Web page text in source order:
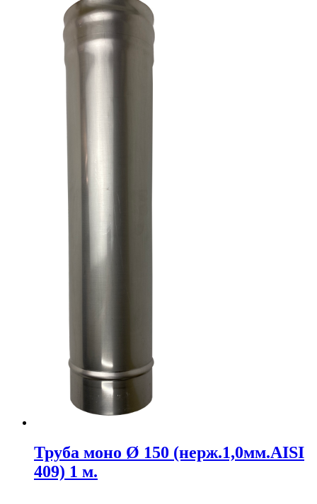
Труба моно Ø 150 (нерж.1,0мм.AISI
409) 1 м.